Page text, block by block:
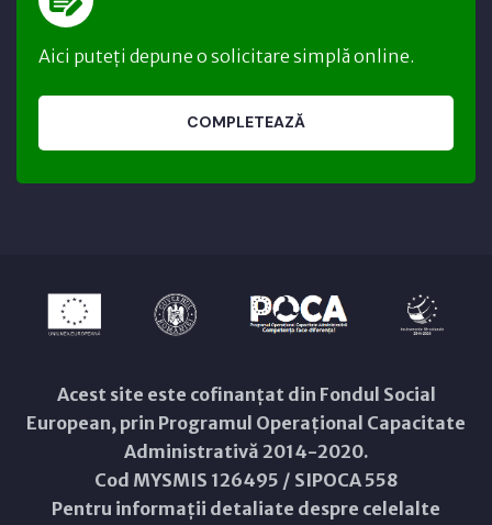
Aici puteți depune o solicitare simplă online.
COMPLETEAZĂ
Acest site este cofinanțat din Fondul Social
European, prin Programul Operațional Capacitate
Administrativă 2014-2020.
Cod MYSMIS 126495 / SIPOCA 558
Pentru informații detaliate despre celelalte